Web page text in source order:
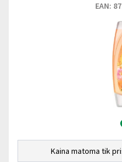
EAN:
Kaina matoma tik